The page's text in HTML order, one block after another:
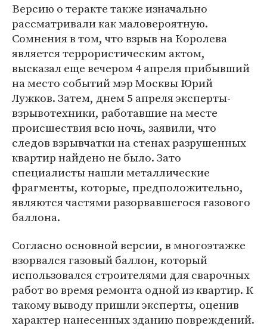
Версию о теракте также изначально
рассматривали как маловероятную.
Сомнения в том, что взрыв на Королева
является террористическим актом,
высказал еще вечером 4 апреля прибывший
на место событий мэр Москвы Юрий
Лужков. Затем, днем 5 апреля эксперты-
взрывотехники, работавшие на месте
происшествия всю ночь, заявили, что
следов взрывчатки на стенах разрушенных
квартир найдено не было. Зато
специалисты нашли металлические
фрагменты, которые, предположительно,
являются частями разорвавшегося газового
баллона.
Согласно основной версии, в многоэтажке
взорвался газовый баллон, который
использовался строителями для сварочных
работ во время ремонта одной из квартир. К
такому выводу пришли эксперты, оценив
характер нанесенных зданию повреждений.